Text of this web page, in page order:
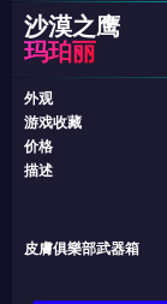
沙漠之鹰
玛珀丽
外观
游戏收藏
价格
描述
皮膚俱樂部武器箱